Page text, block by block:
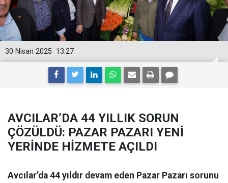
13:27
30 Nisan 2025
AVCILAR’DA 44 YILLIK SORUN
ÇÖZÜLDÜ: PAZAR PAZARI YENİ
YERİNDE HİZMETE AÇILDI
Avcılar’da 44 yıldır devam eden Pazar Pazarı sorunu